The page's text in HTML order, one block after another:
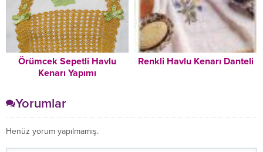
Örümcek Sepetli Havlu
Kenarı Yapımı
Renkli Havlu Kenarı Danteli
Yorumlar
Henüz yorum yapılmamış.